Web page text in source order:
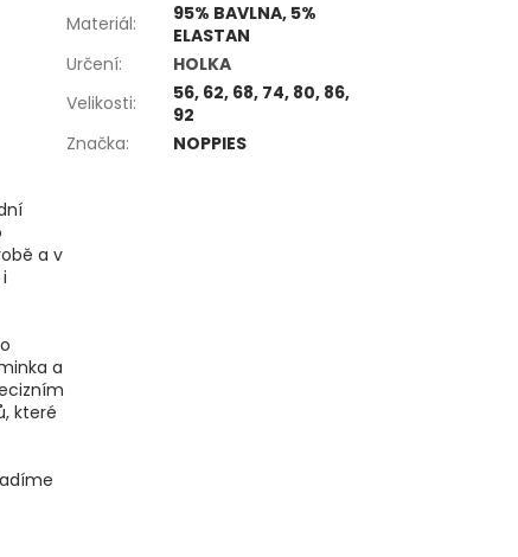
a v
a
které
Materiál:
95% BAVLNA, 5%
ELASTAN
Určení:
HOLKA
Velikosti:
56, 62, 68, 74, 80, 86,
92
Značka: NOPPIES